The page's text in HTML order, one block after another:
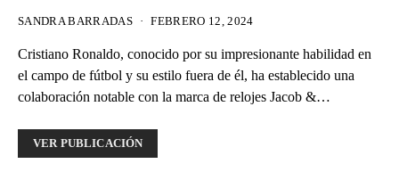
SANDRA BARRADAS FEBRERO 12, 2024
Cristiano Ronaldo, conocido por su impresionante habilidad en
el campo de fútbol y su estilo fuera de él, ha establecido una
colaboración notable con la marca de relojes Jacob &…
VER PUBLICACIÓN